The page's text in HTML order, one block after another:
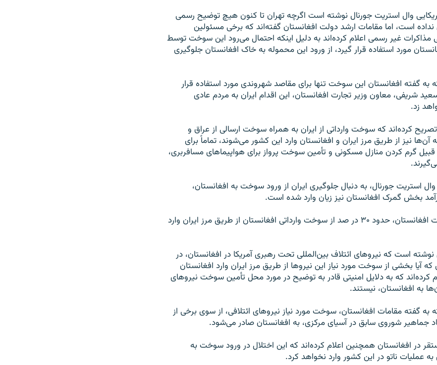
وال استریت جورنال نوشته است اگرچه تهران تا کنون هیچ توضیح رسمی
نداده است، اما مقامات ارشد دولت افغانستان گفته‌اند که برخی مسئولین
غیر رسمی اعلام کرده‌اند به دلیل اینکه احتمال می‌رود این سوخت توسط
مورد استفاده قرار گیرد، از ورود این محموله به خاک افغانستان جلوگیری
به گفته افغانستان این سوخت تنها برای مقاصد شهروندی مورد استفاده قرار
شریفی، معاون وزیر تجارت افغانستان، این اقدام ایران به مردم عادی
زد.
کرده‌اند که سوخت‌ وارداتی از ایران به همراه سوخت‌ ارسالی از عراق و
نیز از طریق مرز ایران و افغانستان وارد این کشور می‌شوند، تماماً برای
گرم کردن منازل مسکونی و تأمین سوخت پرواز برای هواپیماهای مسافربری،
استریت جورنال، به دنبال جلوگیری ایران از ورود سوخت به افغانستان،
بخش گمرک افغانستان نیز زیان وارد شده است.
به گفته وزارت تجارت افغانستان، حدود ۳۰ در صد از سوخت وارداتی افغانستان از طریق مرز ایران وارد
است که نیروهای ائتلاف بین‌المللی تحت رهبری آمریکا در افغانستان، در
آیا بخشی از سوخت مورد نیاز این نیروها از طریق مرز ایران وارد افغانستان
کرده‌اند که به دلایل امنیتی قادر به توضیح در مورد محل تأمین سوخت نیروهای
به افغانستان، نیستند.
گفته مقامات افغانستان، سوخت مورد نیاز نیروهای ائتلافی، از سوی برخی از
جماهیر شوروی سابق در آسیای مرکزی، به افغانستان صادر می‌شود.
در افغانستان همچنین اعلام کرده‌اند که این اختلال در ورود سوخت به
عملیات ناتو در این کشور وارد نخواهد کرد.